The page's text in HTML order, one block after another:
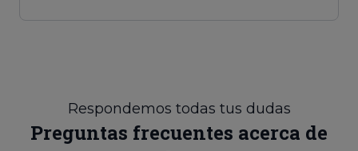
Respondemos todas tus dudas
Preguntas frecuentes acerca de